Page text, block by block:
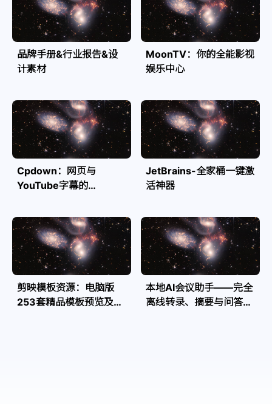
品牌手册&行业报告&设
计素材
MoonTV：你的全能影视
娱乐中心
Cpdown：网页与
YouTube字幕的
JetBrains-全家桶一键激
活神器
剪映模板资源：电脑版
253套精品模板预览及源
本地AI会议助手——完全
离线转录、摘要与问答，